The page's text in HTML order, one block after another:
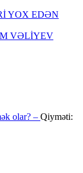
YOX EDƏN
VƏLİYEV
olar? – Qiyməti: